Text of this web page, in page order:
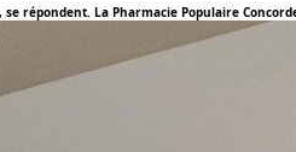
répondent. La Pharmacie Populaire